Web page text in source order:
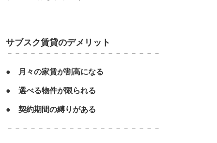
サブスク賃貸のデメリット
－－－－－－－－－－－－－ －－－－－－－
● 月々の家賃が割高になる
● 選べる物件が限られる
● 契約期間の縛りがある
－－－－－－－－－－－－－ －－－－－－－